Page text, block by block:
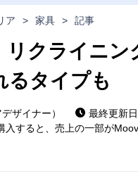
ア > 家具 > 記事
リクライニ
るタイプも
ザイナー）
最終更新
すると、売上の一部が